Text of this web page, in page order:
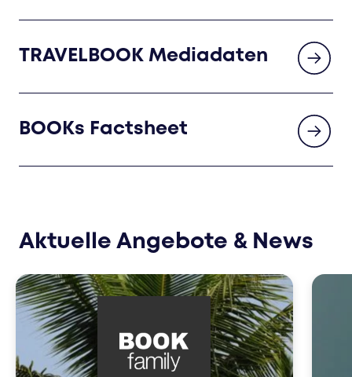
TRAVELBOOK Mediadaten
BOOKs Factsheet
Aktuelle Angebote & News